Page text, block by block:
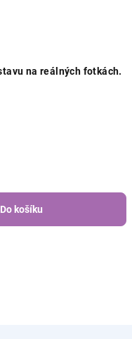
na reálných fotkách.
Do košíku